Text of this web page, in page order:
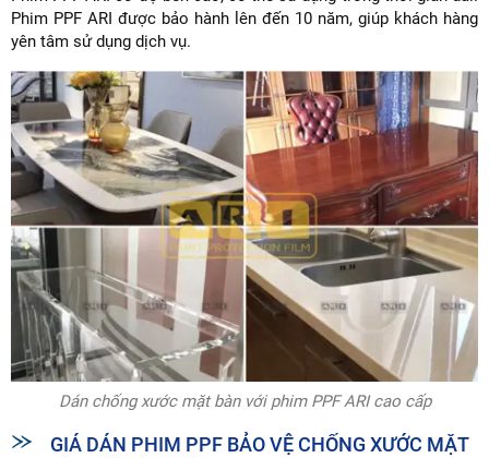
Phim PPF ARI được bảo hành lên đến 10 năm, giúp khách hàng
yên tâm sử dụng dịch vụ.
Dán chống xước mặt bàn với phim PPF ARI cao cấp
GIÁ DÁN PHIM PPF BẢO VỆ CHỐNG XƯỚC MẶT